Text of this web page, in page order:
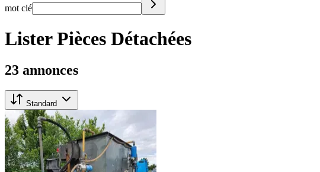
mot clé
Lister Pièces Détachées
23 annonces
Standard